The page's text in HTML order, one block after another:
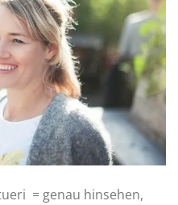
= genau hinsehen,